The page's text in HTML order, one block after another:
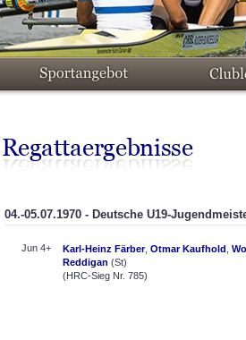
04.-05.07.1970 - Deutsche U19-
Jun 4+ Karl-Heinz Färber, Otmar Kaufhold
Reddigan (St)
(HRC-Sieg Nr. 785)